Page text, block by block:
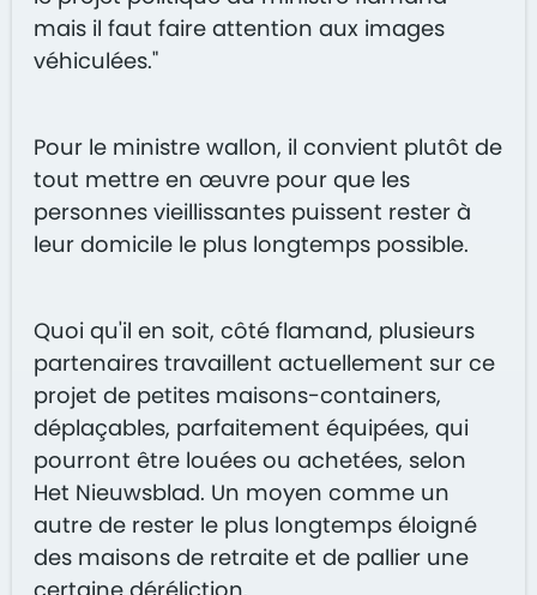
mais il faut faire attention aux images
véhiculées."
Pour le ministre wallon, il convient plutôt de
tout mettre en œuvre pour que les
personnes vieillissantes puissent rester à
leur domicile le plus longtemps possible.
Quoi qu'il en soit, côté flamand, plusieurs
partenaires travaillent actuellement sur ce
projet de petites maisons-containers,
déplaçables, parfaitement équipées, qui
pourront être louées ou achetées, selon
Het Nieuwsblad. Un moyen comme un
autre de rester le plus longtemps éloigné
des maisons de retraite et de pallier une